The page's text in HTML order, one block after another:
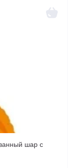
шар с